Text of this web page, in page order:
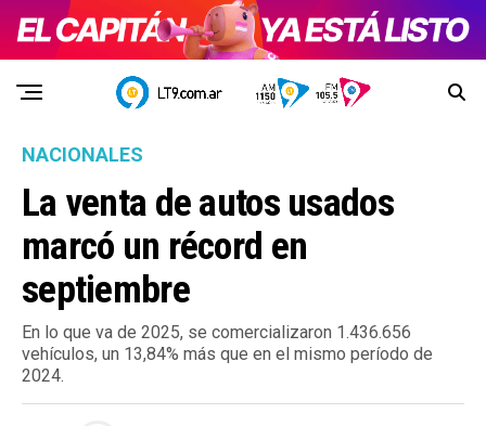
NACIONALES
La venta de autos usados
marcó un récord en
septiembre
En lo que va de 2025, se comercializaron 1.436.656
vehículos, un 13,84% más que en el mismo período de
2024.